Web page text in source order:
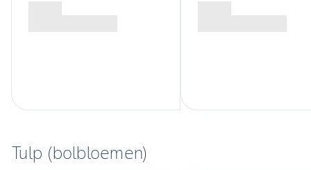
Tulp (bolbloemen)